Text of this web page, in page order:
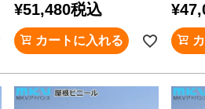
¥51,480税込
カートに入れる
¥